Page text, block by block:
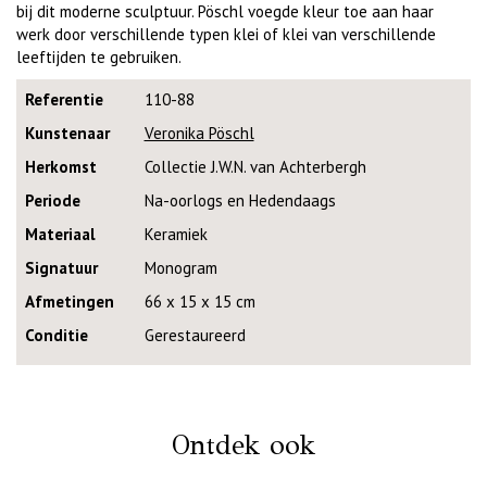
bij dit moderne sculptuur. Pöschl voegde kleur toe aan haar
werk door verschillende typen klei of klei van verschillende
leeftijden te gebruiken.
Referentie
110-88
Kunstenaar
Veronika Pöschl
Herkomst
Collectie J.W.N. van Achterbergh
Periode
Na-oorlogs en Hedendaags
Materiaal
Keramiek
Signatuur
Monogram
Afmetingen
66 x 15 x 15 cm
Conditie
Gerestaureerd
Ontdek ook